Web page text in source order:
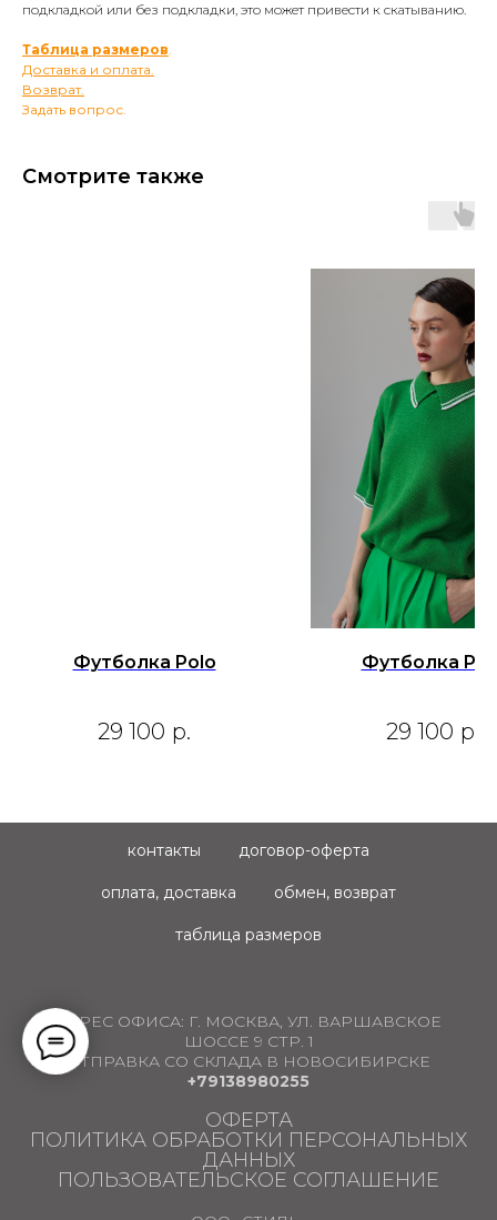
подкладкой или без подкладки, это может привести к скатыванию.
Таблица размеров.
Доставка и оплата.
Возврат.
Задать вопрос.
Смотрите также
Футболка Polo
29 100 р.
Футболка
29 100 р.
контакты договор-оферта
оплата, доставка обмен, возврат
таблица размеров
АДРЕС ОФИСА: Г. МОСКВА, УЛ. ВАРШАВСКОЕ
ШОССЕ 9 СТР. 1
ОТПРАВКА СО СКЛАДА В НОВОСИБИРСКЕ
+79138980255
ОФЕРТА
ПОЛИТИКА ОБРАБОТКИ ПЕРСОНАЛЬНЫХ
ДАННЫХ
ПОЛЬЗОВАТЕЛЬСКОЕ СОГЛАШЕНИЕ